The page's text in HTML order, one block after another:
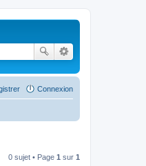
Connexion
0 sujet • Page 1 sur 1